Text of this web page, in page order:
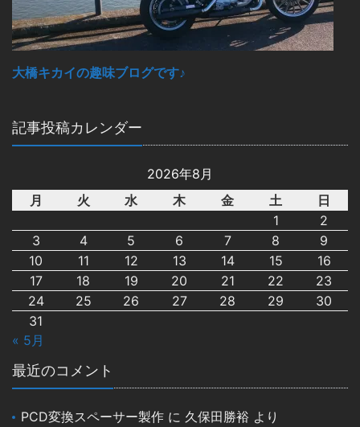
大橋キカイの趣味ブログです♪
記事投稿カレンダー
2026年8月
月
火 水 木 金 土
日
1
2
3
4 5 6 7 8
9
10
11 12 13 14 15
16
17
18 19 20 21 22
23
24
25 26 27 28 29
30
31
« 5月
最近のコメント
PCD変換スペーサー製作 に 久保田勝裕 より